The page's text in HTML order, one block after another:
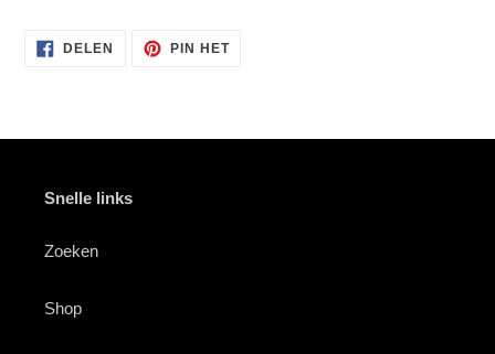
DELEN
DELEN
PIN HETPINNEN
Snelle links
Zoeken
Shop